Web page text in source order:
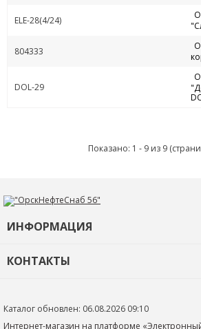
ELE-28(4/24)
804333
DOL-29
Показано: 1 - 9 из 9
ИНФОРМАЦИЯ
О компании
КОНТАКТЫ
ons56@orskneftesnab.ru
460048 г. Оренбург
Каталог обновлен: 06.08.2026 09:10
Интернет-магазин на платформе